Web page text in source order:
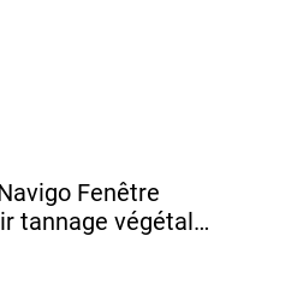
Fenêtre
tannage végétal -
Pomme